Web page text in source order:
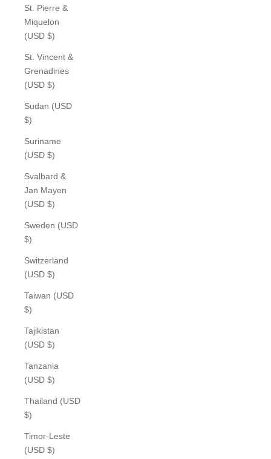
St. Pierre &
Miquelon
(USD $)
St. Vincent &
Grenadines
(USD $)
Sudan (USD
$)
Suriname
(USD $)
Svalbard &
Jan Mayen
(USD $)
Sweden (USD
$)
Switzerland
(USD $)
Taiwan (USD
$)
Tajikistan
(USD $)
Tanzania
(USD $)
Thailand (USD
$)
Timor-Leste
(USD $)